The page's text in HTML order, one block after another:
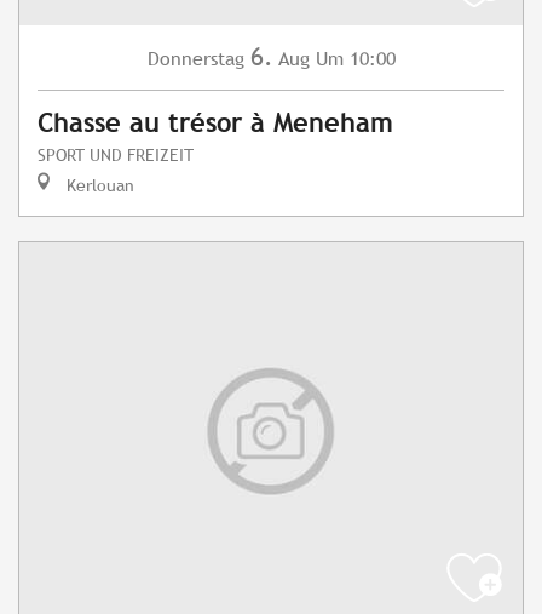
Donnerstag 6. Aug Um 10:00
Chasse au trésor à Meneham
SPORT UND FREIZEIT
Kerlouan